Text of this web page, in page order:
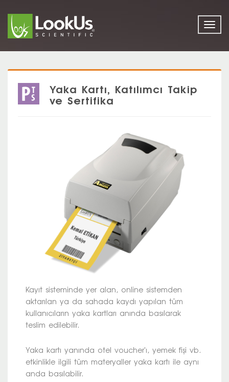
Yaka Kartı, Katılımcı Takip
ve Sertifika
Kayıt sisteminde yer alan, online sistemden
aktarılan ya da sahada kaydı yapılan tüm
kullanıcıların yaka kartları anında basılarak
teslim edilebilir.
Yaka kartı yanında otel voucher'ı, yemek fişi vb.
etkinlikle ilgili tüm materyaller yaka kartı ile aynı
anda basılabilir.